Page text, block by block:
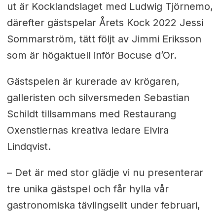
ut är Kocklandslaget med Ludwig Tjörnemo,
därefter gästspelar Årets Kock 2022 Jessi
Sommarström, tätt följt av Jimmi Eriksson
som är högaktuell inför Bocuse d’Or.
Gästspelen är kurerade av krögaren,
galleristen och silversmeden Sebastian
Schildt tillsammans med Restaurang
Oxenstiernas kreativa ledare Elvira
Lindqvist.
– Det är med stor glädje vi nu presenterar
tre unika gästspel och får hylla vår
gastronomiska tävlingselit under februari,